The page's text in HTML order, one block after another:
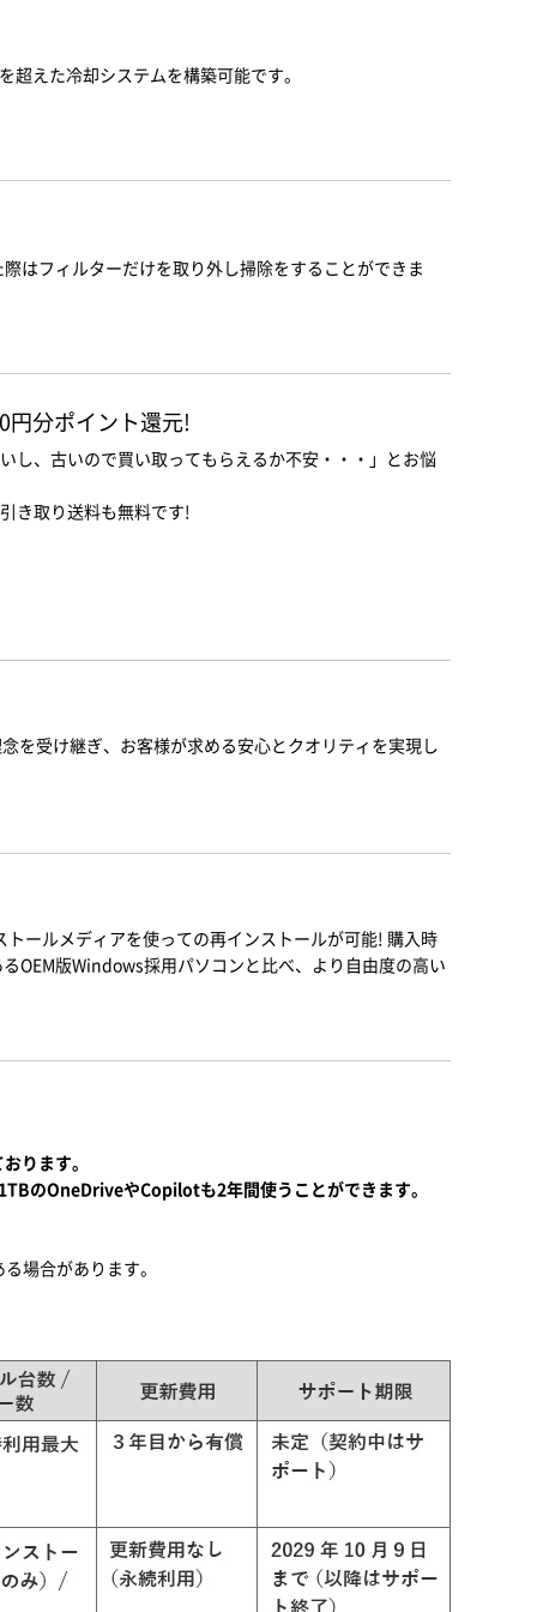
えた冷却システムを構築可能です。
はフィルターだけを取り外し掃除をすることができま
円分ポイント還元!
し、古いので買い取ってもらえるか不安・・・」とお悩
き取り送料も無料です!
を受け継ぎ、お客様が求める安心とクオリティを実現し
ールメディアを使っての再インストールが可能! 購入時
OEM版Windows採用パソコンと比べ、より自由度の高い
ります。
のOneDriveやCopilotも2年間使うことができます。
場合があります。